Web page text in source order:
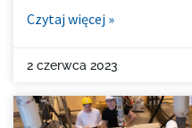
Czytaj więcej »
2 czerwca 2023